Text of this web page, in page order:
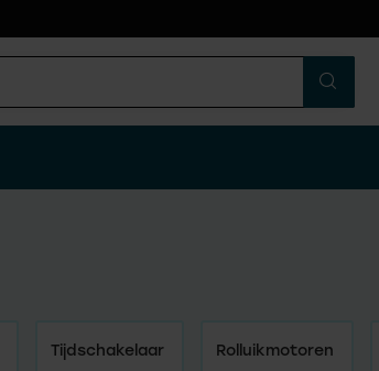
Tijdschakelaar Rolluikmotoren